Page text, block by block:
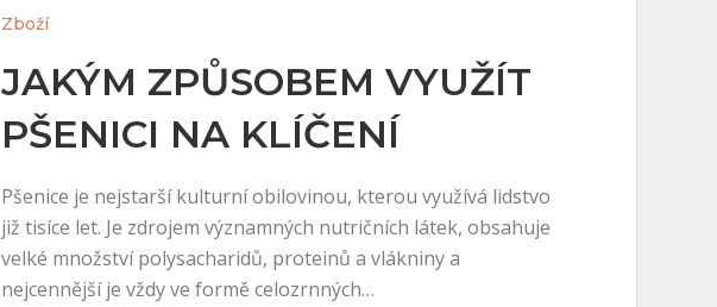
Zboží
JAKÝM ZPŮSOBEM VYUŽÍT
PŠENICI NA KLÍČENÍ
Pšenice je nejstarší kulturní obilovinou, kterou využívá lidstvo
již tisíce let. Je zdrojem významných nutričních látek, obsahuje
velké množství polysacharidů, proteinů a vlákniny a
nejcennější je vždy ve formě celozrnných…